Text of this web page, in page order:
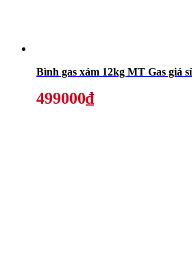
Bình gas xám 12kg MT Gas giá sỉ
499000₫